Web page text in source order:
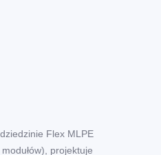
Flex MLPE
projektuje